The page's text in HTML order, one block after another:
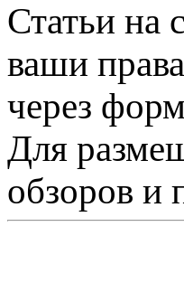
Статьи на
ваши
через
Для
обзоров и